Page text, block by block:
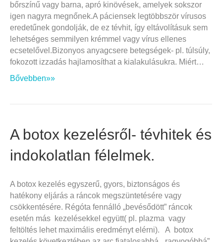
bőrszínű vagy barna, apró kinövések, amelyek sokszor
igen nagyra megnőnek.A páciensek legtöbbször vírusos
eredetűnek gondolják, de ez tévhit, így eltávolításuk sem
lehetséges semmilyen krémmel vagy vírus ellenes
ecsetelővel.Bizonyos anyagcsere betegségek- pl. túlsúly,
fokozott izzadás hajlamosíthat a kialakulásukra. Miért…
Bővebben»»
A botox kezelésről- tévhitek és
indokolatlan félelmek.
A botox kezelés egyszerű, gyors, biztonságos és
hatékony eljárás a ráncok megszüntetésére vagy
csökkentésére. Régóta fennálló „bevésődött” ráncok
esetén más kezelésekkel együtt( pl. plazma vagy
feltöltés lehet maximális eredményt elérni). A botox